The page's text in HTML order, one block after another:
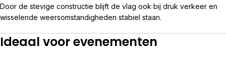
Door de stevige constructie blijft de vlag ook bij druk verkeer en
wisselende weersomstandigheden stabiel staan.
Ideaal voor evenementen